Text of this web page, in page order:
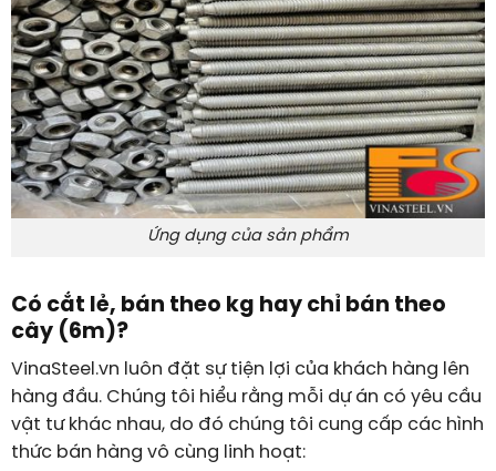
Ứng dụng của sản phẩm
Có cắt lẻ, bán theo kg hay chỉ bán theo
cây (6m)?
VinaSteel.vn luôn đặt sự tiện lợi của khách hàng lên
hàng đầu. Chúng tôi hiểu rằng mỗi dự án có yêu cầu
vật tư khác nhau, do đó chúng tôi cung cấp các hình
thức bán hàng vô cùng linh hoạt: